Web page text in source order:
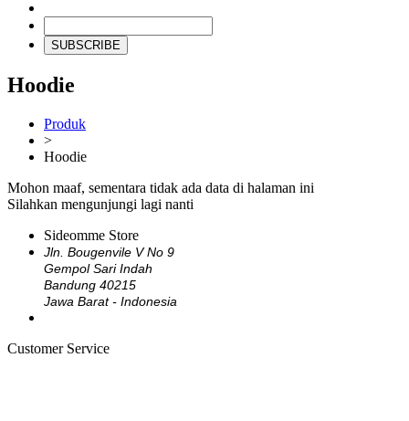
SUBSCRIBE
Hoodie
Produk
>
Hoodie
Mohon maaf, sementara tidak ada data di halaman ini
Silahkan mengunjungi lagi nanti
Sideomme Store
Jln. Bougenvile V No 9
Gempol Sari Indah
Bandung 40215
Jawa Barat - Indonesia
Customer Service